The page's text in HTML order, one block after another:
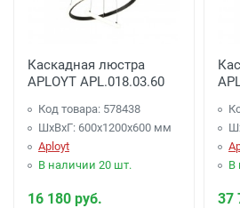
Каскадная люстра
APLOYT APL.018.03.60
Код товара: 578438
ШхВхГ: 600x1200x600 мм
Aployt
В наличии 20 шт.
16 180 руб.
В
37